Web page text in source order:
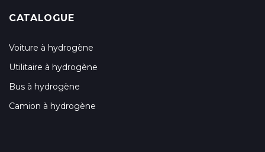
CATALOGUE
Voiture à hydrogène
Utilitaire à hydrogène
Bus à hydrogène
Camion à hydrogène